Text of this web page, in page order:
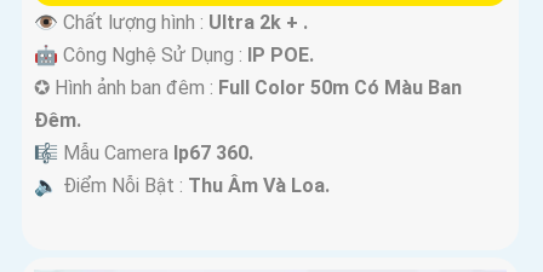
👁 Chất lượng hình : Ultra 2k + .
🤖️ Công Nghệ Sử Dụng :
IP POE.
✪ Hình ảnh ban đêm : Full Color 50m Có Màu Ban
Ðêm.
🎼️ Mẫu Camera Ip67 360.
️🔈 Điểm Nỗi Bật : Thu Âm Và Loa.